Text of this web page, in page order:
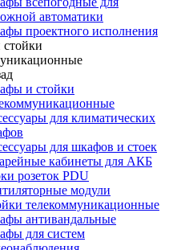
автоматики
проектного исполнения
и стойки
для климатических
для шкафов и стоек
кабинеты для АКБ
розеток PDU
модули
телекоммуникационные
антивандальные
для систем